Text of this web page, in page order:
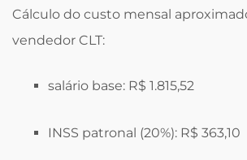
Cálculo do custo mensal
vendedor CLT:
salário base: R$ 1.815,52
INSS patronal (20%): R$ 363,10